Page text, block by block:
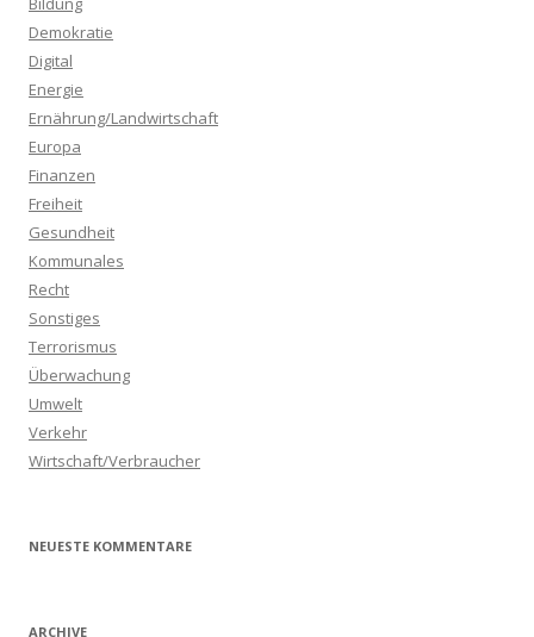
a
c
h
:
Demokratie
Digital
Energie
Ernährung/Landwirtschaft
Europa
Finanzen
Freiheit
Gesundheit
Kommunales
Recht
Sonstiges
Terrorismus
Überwachung
Umwelt
Verkehr
Wirtschaft/Verbraucher
NEUESTE KOMMENTARE
ARCHIVE